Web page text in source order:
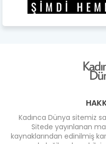
Kadınca Dünya sitemiz
Sitede yayınlanan
kaynaklarından edinilmiş